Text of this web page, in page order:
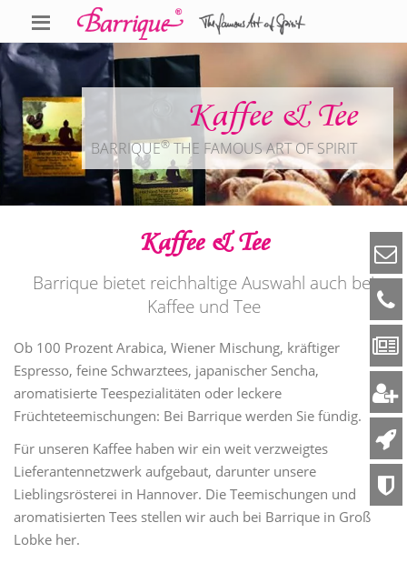
Kaffee & Tee
BARRIQUE®THE FAMOUS ART OF SPIRIT
Kaffee & Tee
Barrique bietet reichhaltige Auswahl auch bei
Kaffee und Tee
Ob 100 Prozent Arabica, Wiener Mischung, kräftiger
Espresso, feine Schwarztees, japanischer Sencha,
aromatisierte Teespezialitäten oder leckere
Früchteteemischungen: Bei Barrique werden Sie fündig.
Für unseren Kaffee haben wir ein weit verzweigtes
Lieferantennetzwerk aufgebaut, darunter unsere
Lieblingsrösterei in Hannover. Die Teemischungen und
aromatisierten Tees stellen wir auch bei Barrique in Groß
Lobke her.